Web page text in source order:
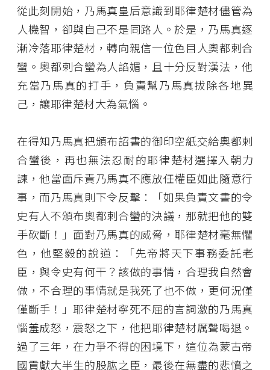
從此刻開始，乃馬真皇后意識到耶律楚材儘管為
人機智，卻與自己不是同路人。於是，乃馬真逐
漸冷落耶律楚材，轉向親信一位色目人奧都剌合
蠻。奧都剌合蠻為人諂媚，且十分反對漢法，他
充當乃馬真的打手，負責幫乃馬真拔除各地異
己，讓耶律楚材大為氣惱。
在得知乃馬真把頒布詔書的御印空紙交給奧都剌
合蠻後，再也無法忍耐的耶律楚材選擇入朝力
諫，他當面斥責乃馬真不應放任權臣如此隨意行
事，而乃馬真則下令反擊：「如果負責文書的令
史有人不頒布奧都剌合蠻的決議，那就把他的雙
手砍斷！」面對乃馬真的威脅，耶律楚材毫無懼
色，他堅毅的說道：「先帝將天下事務委託老
臣，與令史有何干？該做的事情，合理我自然會
做，不合理的事情就是我死了也不做，更何況僅
僅斷手！」耶律楚材寧死不屈的言詞激的乃馬真
惱羞成怒，震怒之下，他把耶律楚材厲聲喝退。
過了三年，在力爭不得的困境下，這位為蒙古帝
國貢獻大半生的股肱之臣，最後在無盡的悲憤之